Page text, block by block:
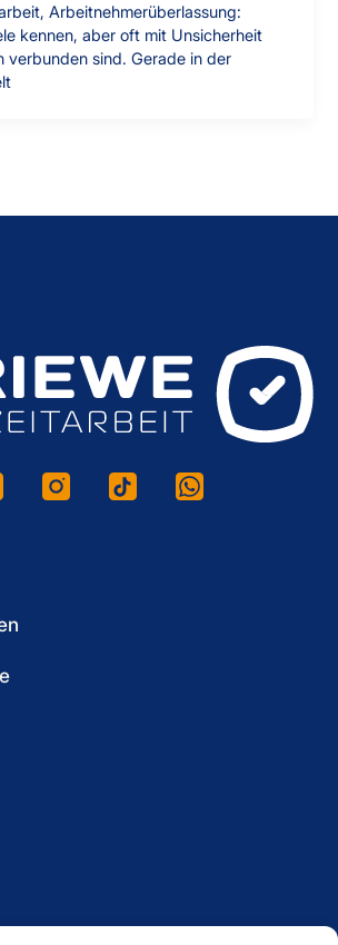
Arbeitnehmerüberlassung:
kennen, aber oft mit Unsicherheit
verbunden sind. Gerade in der